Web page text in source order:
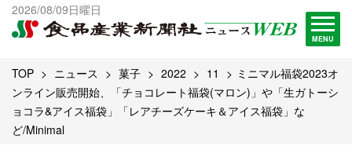
2026/08/09日曜日
MENU
出版物一覧へ
試読・購読申し込み
TOP ニュース 菓子 2022 11
ミニマル福袋2023オ
ンライン販売開始、「チョコレート福袋(マロン)」や「生ガトーシ
ョコラ&アイス福袋」「レアチーズケーキ＆アイス福袋」な
ど/Minimal